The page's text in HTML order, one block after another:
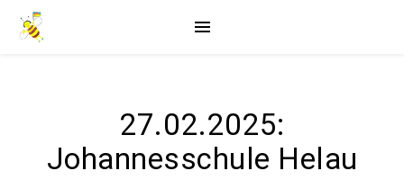
27.02.2025:
Johannesschule Helau